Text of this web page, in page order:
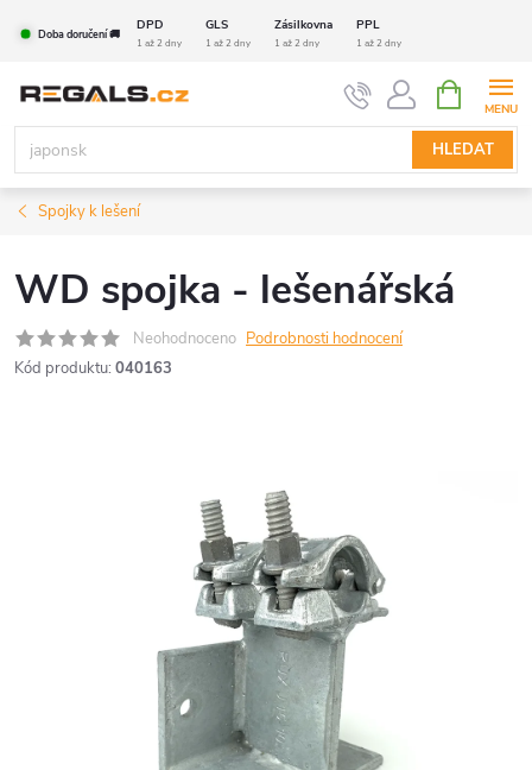
Doba doručení 🚚
DPD GLS Zásilkovna PPL
1 až 2 dny 1 až 2 dny 1 až 2 dny 1 až 2 dny
HLEDAT
NÁKUPNÍ
KOŠÍK
Spojky k lešení
WD spojka - lešenářská
Neohodnoceno Podrobnosti hodnocení
Kód produktu: 040163